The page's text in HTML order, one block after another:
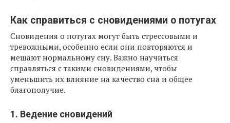
Как справиться с сновидениями о потугах
Сновидения о потугах могут быть стрессовыми и
тревожными, особенно если они повторяются и
мешают нормальному сну. Важно научиться
справляться с такими сновидениями, чтобы
уменьшить их влияние на качество сна и общее
благополучие.
1. Ведение сновидений